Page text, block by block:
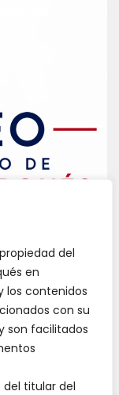
del
en
los contenidos
con su
son facilitados
titular del